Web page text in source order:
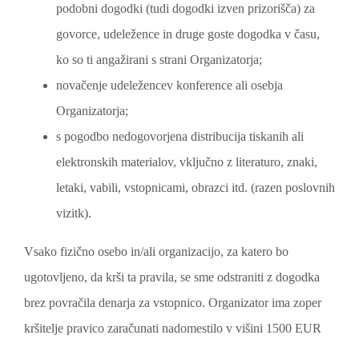
podobni dogodki (tudi dogodki izven prizorišča) za
govorce, udeležence in druge goste dogodka v času,
ko so ti angažirani s strani Organizatorja;
novačenje udeležencev konference ali osebja
Organizatorja;
s pogodbo nedogovorjena distribucija tiskanih ali
elektronskih materialov, vključno z literaturo, znaki,
letaki, vabili, vstopnicami, obrazci itd. (razen poslovnih
vizitk).
Vsako fizično osebo in/ali organizacijo, za katero bo
ugotovljeno, da krši ta pravila, se sme odstraniti z dogodka
brez povračila denarja za vstopnico. Organizator ima zoper
kršitelje pravico zaračunati nadomestilo v višini 1500 EUR